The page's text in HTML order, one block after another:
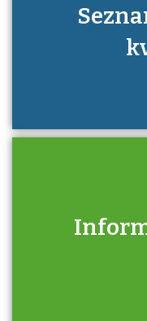
Zjistěte, jak